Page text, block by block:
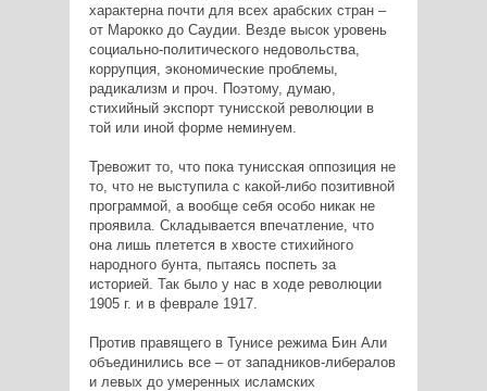
характерна почти для всех арабских стран –
от Марокко до Саудии. Везде высок уровень
социально-политического недовольства,
коррупция, экономические проблемы,
радикализм и проч. Поэтому, думаю,
стихийный экспорт тунисской революции в
той или иной форме неминуем.
Тревожит то, что пока тунисская оппозиция не
то, что не выступила с какой-либо позитивной
программой, а вообще себя особо никак не
проявила. Складывается впечатление, что
она лишь плетется в хвосте стихийного
народного бунта, пытаясь поспеть за
историей. Так было у нас в ходе революции
1905 г. и в феврале 1917.
Против правящего в Тунисе режима Бин Али
объединились все – от западников-либералов
и левых до умеренных исламских